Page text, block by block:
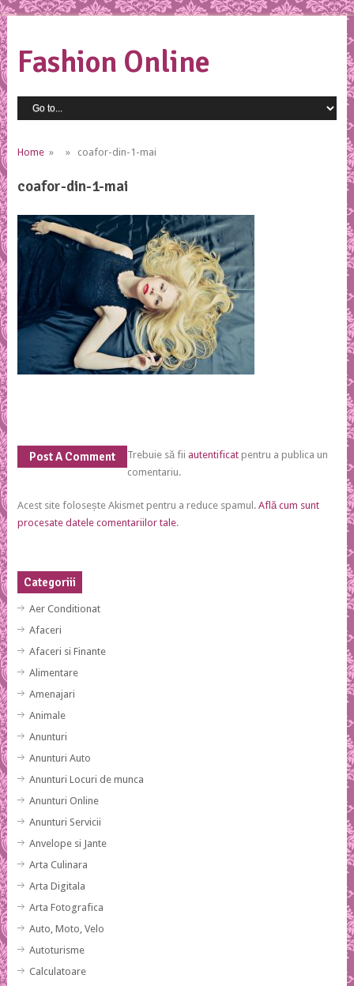
Fashion Online
Home» » coafor-din-1-mai
coafor-din-1-mai
Post A Comment Trebuie să fii autentificatpentru a publica un
comentariu.
Acest site folosește Akismet pentru a reduce spamul. Află cum sunt
procesate datele comentariilor tale.
Categoriii
Aer Conditionat
Afaceri
Afaceri si Finante
Alimentare
Amenajari
Animale
Anunturi
Anunturi Auto
Anunturi Locuri de munca
Anunturi Online
Anunturi Servicii
Anvelope si Jante
Arta Culinara
Arta Digitala
Arta Fotografica
Auto, Moto, Velo
Autoturisme
Calculatoare